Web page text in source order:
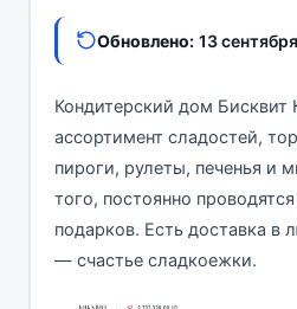
Обновлено: 13
Кондитерский дом Бисквит
ассортимент сладостей,
пироги, рулеты, печенья и
того, постоянно
подарков. Есть доставка в
— счастье сладкоежки.